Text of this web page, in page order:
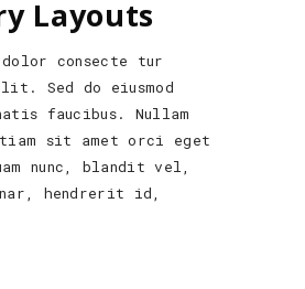
Layouts
dolor consecte tur
Sed do eiusmod
faucibus. Nullam
sit amet orci eget
nunc, blandit vel,
hendrerit id,